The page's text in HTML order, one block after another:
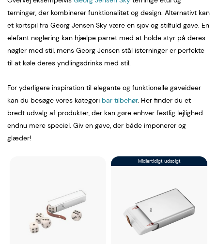
terninger, der kombinerer funktionalitet og design. Alternativt kan
et kortspil fra Georg Jensen Sky være en sjov og stilfuld gave. En
elefant nøglering kan hjælpe parret med at holde styr på deres
nøgler med stil, mens Georg Jensen stål isterninger er perfekte
til at køle deres yndlingsdrinks med stil.
For yderligere inspiration til elegante og funktionelle gaveideer
kan du besøge vores kategori bar tilbehør. Her finder du et
bredt udvalg af produkter, der kan gøre enhver festlig lejlighed
endnu mere speciel. Giv en gave, der både imponerer og
glæder!
Midlertidigt udsolgt